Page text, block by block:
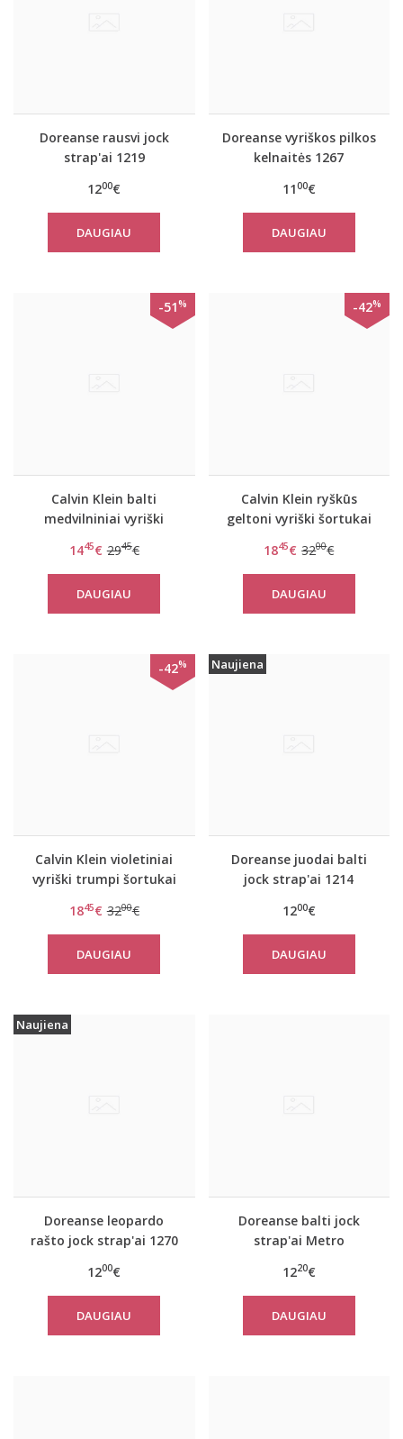
Doreanse rausvi jock
strap'ai 1219
1200€
DAUGIAU
Doreanse vyriškos pilkos
kelnaitės 1267
1100€
DAUGIAU
-51%
Calvin Klein balti
medvilniniai vyriški
1445€ 2945€
DAUGIAU
-42%
Calvin Klein ryškūs
geltoni vyriški šortukai
1845€ 3200€
DAUGIAU
-42%
Calvin Klein violetiniai
vyriški trumpi šortukai
1845€ 3200€
DAUGIAU
Naujiena
Doreanse juodai balti
jock strap'ai 1214
1200€
DAUGIAU
Naujiena
Doreanse leopardo
rašto jock strap'ai 1270
1200€
DAUGIAU
Doreanse balti jock
strap'ai Metro
1220€
DAUGIAU